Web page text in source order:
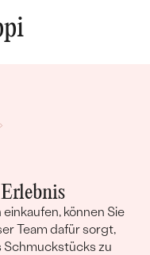
können Sie
Team dafür sorgt,
Schmuckstücks zu